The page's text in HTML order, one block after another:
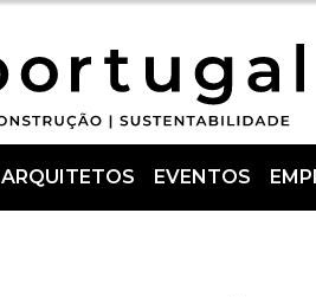
ARQUITETOS EVENTOS